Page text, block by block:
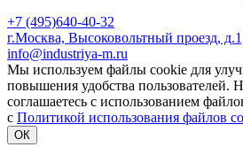
+7 (495)640-40-32
г.Москва, Высоковольтный проезд,
info@industriya-m.ru
Мы используем файлы cookie для
повышения удобства
соглашаетесь с использованием
с Политикой использования файлов
ОК